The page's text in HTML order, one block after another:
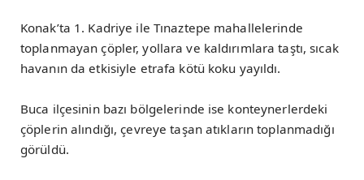
Konak’ta 1. Kadriye ile Tınaztepe mahallelerinde
toplanmayan çöpler, yollara ve kaldırımlara taştı, sıcak
havanın da etkisiyle etrafa kötü koku yayıldı.
Buca ilçesinin bazı bölgelerinde ise konteynerlerdeki
çöplerin alındığı, çevreye taşan atıkların toplanmadığı
görüldü.